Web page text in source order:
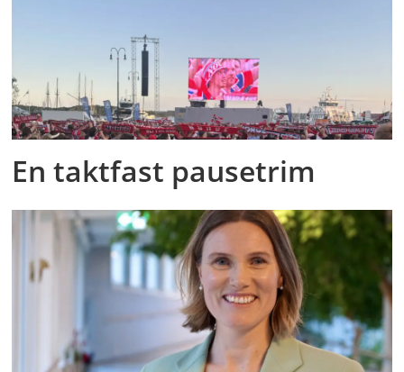
En taktfast pausetrim